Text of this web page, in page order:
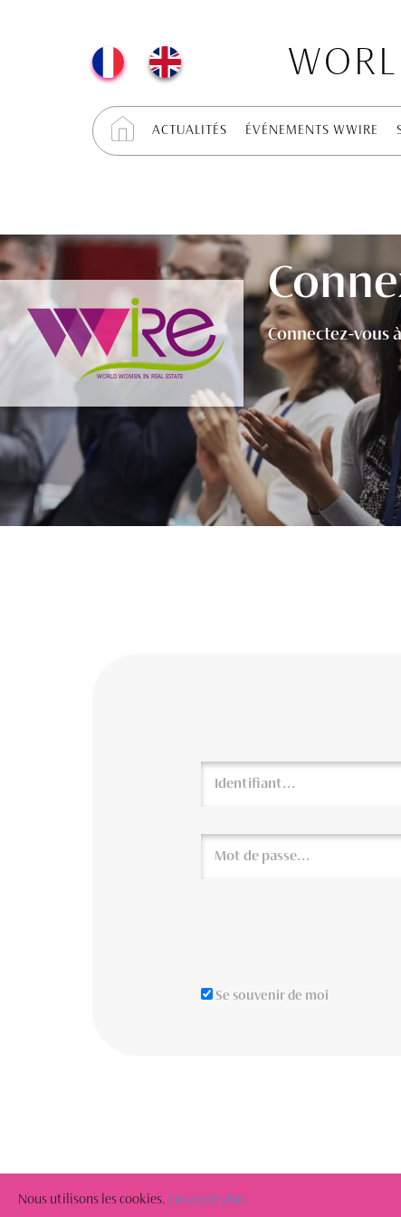
ACTUALITÉS ÉVÉNEMENTS WWIRE
Connectez-vous
Se souvenir de moi
Nous utilisons les cookies. En savoir plus